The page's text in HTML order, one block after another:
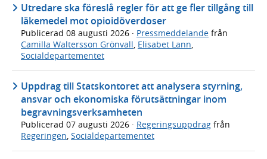
Utredare ska föreslå regler för att ge fler tillgång till
läkemedel mot opioidöverdoser
Publicerad 08 augusti 2026 · Pressmeddelande från
Camilla Waltersson Grönvall Elisabet Lann
Socialdepartementet
Uppdrag till Statskontoret att analysera styrning,
ansvar och ekonomiska förutsättningar inom
begravningsverksamheten
Publicerad 07 augusti 2026 · Regeringsuppdrag från
Regeringen, Socialdepartementet